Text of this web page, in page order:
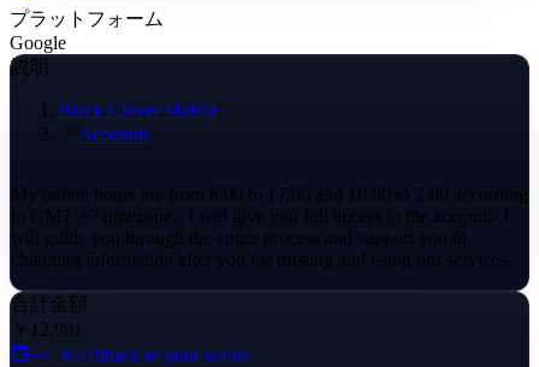
プラットフォーム
Google
説明
Black Clover Mobile
Accounts
My online hours are from 8:00 to 17:00 and 18:00 to 2:00 according
to GMT +7 timezone.- I will give you full access to the account- I
will guide you through the entire process and support you in
changing information after you for trusting and using our services.
合計金額
￥12,981
+≈ ￥519back to your wallet